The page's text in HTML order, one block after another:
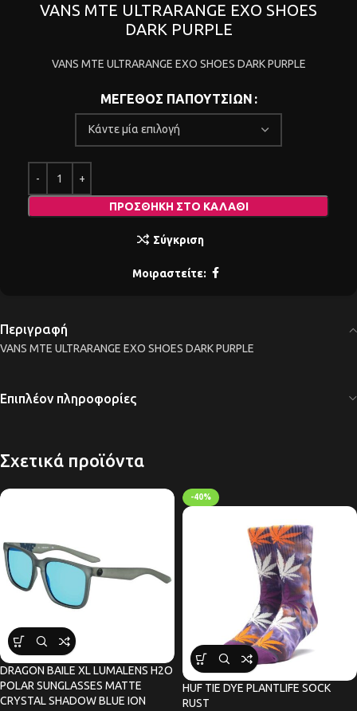
VANS MTE ULTRARANGE EXO SHOES
DARK PURPLE
VANS MTE ULTRARANGE EXO SHOES DARK PURPLE
ΜΕΓΕΘΟΣ ΠΑΠΟΥΤΣΙΩΝ
ΠΡΟΣΘΉΚΗ ΣΤΟ ΚΑΛΆΘΙ
Σύγκριση
Μοιραστείτε:
Περιγραφή
VANS MTE ULTRARANGE EXO SHOES DARK PURPLE
Επιπλέον πληροφορίες
Σχετικά προϊόντα
DRAGON BAILE XL LUMALENS H2O
POLAR SUNGLASSES MATTE
CRYSTAL SHADOW BLUE ION
-40%
HUF TIE DYE PLANTLIFE SOCK
RUST